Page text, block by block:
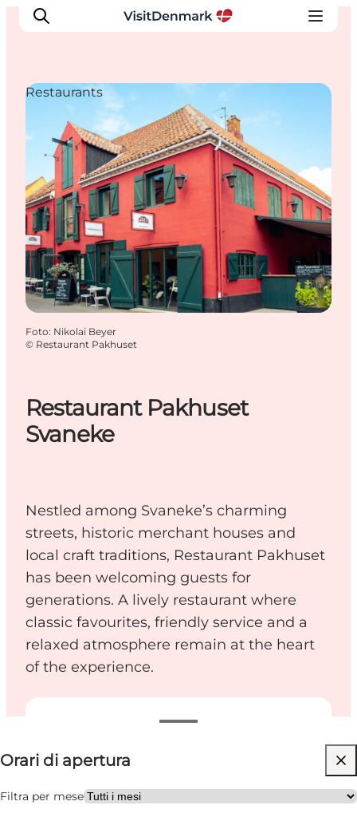
Ispirazioni
Dove andare
Cosa fare
Dove dormire
Pianifica il viaggio
Restaurant Pakhuset
Svaneke
Nestled among Svaneke’s charming
streets, historic merchant houses and
local craft traditions, Restaurant Pakhuset
has been welcoming guests for
generations. A lively restaurant where
classic favourites, friendly service and a
relaxed atmosphere remain at the heart
of the experience.
Visualizza orari di apertura
Orari di apertura
Filtra per mese
Visita il sito web
Children, Friends, My partner, Myself, My business
Restaurants
Foto: Nikolai Beyer
© Restaurant Pakhuset